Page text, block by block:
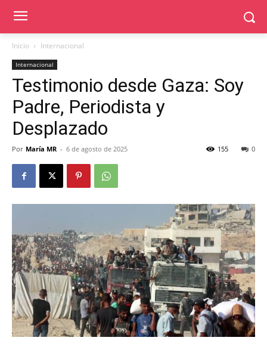
Inicio Internacional
Internacional
Testimonio desde Gaza: Soy
Padre, Periodista y
Desplazado
Por María MR - 6 de agosto de 2025 0
155